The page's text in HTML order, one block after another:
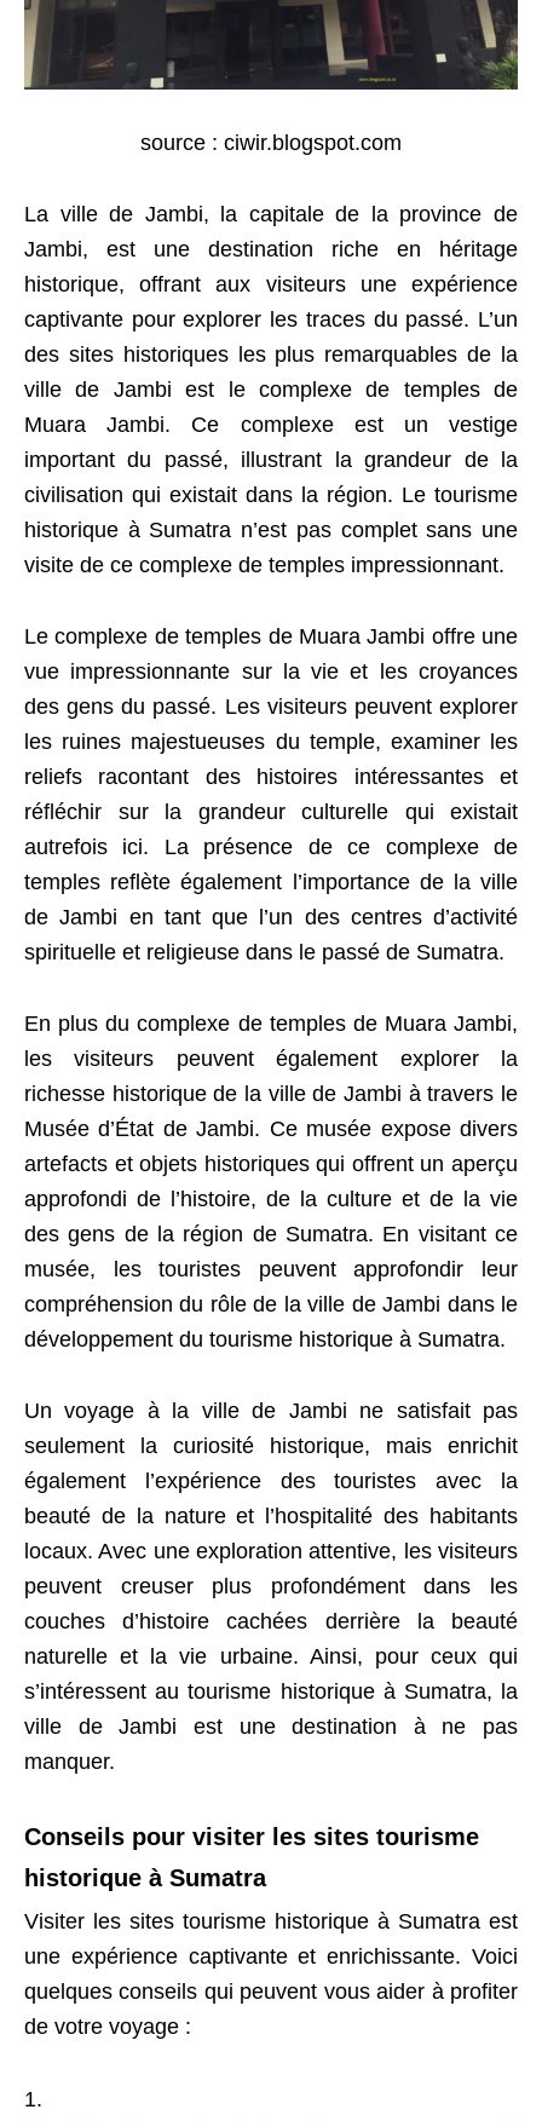
source : ciwir.blogspot.com
La ville de Jambi, la capitale de la province de
Jambi, est une destination riche en héritage
historique, offrant aux visiteurs une expérience
captivante pour explorer les traces du passé. L’un
des sites historiques les plus remarquables de la
ville de Jambi est le complexe de temples de
Muara Jambi. Ce complexe est un vestige
important du passé, illustrant la grandeur de la
civilisation qui existait dans la région. Le tourisme
historique à Sumatra n’est pas complet sans une
visite de ce complexe de temples impressionnant.
Le complexe de temples de Muara Jambi offre une
vue impressionnante sur la vie et les croyances
des gens du passé. Les visiteurs peuvent explorer
les ruines majestueuses du temple, examiner les
reliefs racontant des histoires intéressantes et
réfléchir sur la grandeur culturelle qui existait
autrefois ici. La présence de ce complexe de
temples reflète également l’importance de la ville
de Jambi en tant que l’un des centres d’activité
spirituelle et religieuse dans le passé de Sumatra.
En plus du complexe de temples de Muara Jambi,
les visiteurs peuvent également explorer la
richesse historique de la ville de Jambi à travers le
Musée d’État de Jambi. Ce musée expose divers
artefacts et objets historiques qui offrent un aperçu
approfondi de l’histoire, de la culture et de la vie
des gens de la région de Sumatra. En visitant ce
musée, les touristes peuvent approfondir leur
compréhension du rôle de la ville de Jambi dans le
développement du tourisme historique à Sumatra.
Un voyage à la ville de Jambi ne satisfait pas
seulement la curiosité historique, mais enrichit
également l’expérience des touristes avec la
beauté de la nature et l’hospitalité des habitants
locaux. Avec une exploration attentive, les visiteurs
peuvent creuser plus profondément dans les
couches d’histoire cachées derrière la beauté
naturelle et la vie urbaine. Ainsi, pour ceux qui
s’intéressent au tourisme historique à Sumatra, la
ville de Jambi est une destination à ne pas
manquer.
Conseils pour visiter les sites tourisme
historique à Sumatra
Visiter les sites tourisme historique à Sumatra est
une expérience captivante et enrichissante. Voici
quelques conseils qui peuvent vous aider à profiter
de votre voyage :